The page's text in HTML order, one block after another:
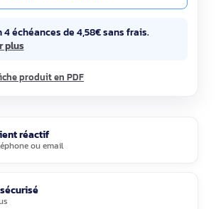
4 échéances de 4,58€ sans frais.
plus
produit en PDF
réactif
ouemail